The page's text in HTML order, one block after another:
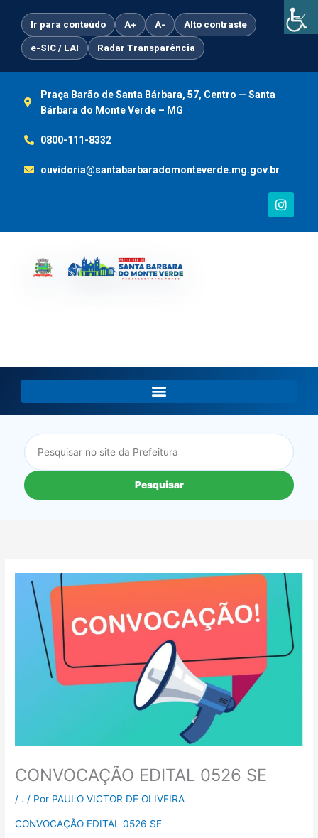
conteúdo
Ir para conteúdo A+ A- Alto contraste
e-SIC / LAI Radar Transparência
Praça Barão de Santa Bárbara, 57, Centro — Santa
Bárbara do Monte Verde – MG
0800-111-8332
ouvidoria@santabarbaradomonteverde.mg.gov.br
I
n
t
Pesquisar
CONVOCAÇÃO EDITAL 0526 SE
/ . / Por PAULO VICTOR DE OLIVEIRA
CONVOCAÇÃO EDITAL 0526 SE